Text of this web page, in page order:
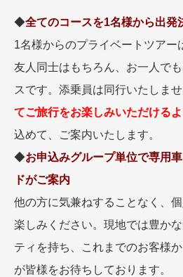
一都市滞在
お祭
絶景
日系航空会
世界遺産を訪れる
1度は見てみたい遺跡
野生動物に出合う
ハイキング・トレッ
1名様からの旅
ラ・プルミエール（
航空）
アドベンチャーツー
キング
観光列車
島旅
芸術鑑賞（美術、音
の旅
◆全てのコースを1名様から出発
1名様からのプライベートツアー
友人同士はもちろん、お一人で
スです。添乗員は同行いたしませ
てご旅行をお楽しみいただけるよ
込めて、ご案内いたします。
◆お申込みグループ単位で専用
ドがご案内
他の方に気兼ねすることなく、
楽しみください。現地では豊か
ティを持ち、これまでのお客様
が皆様をお待ちしております。